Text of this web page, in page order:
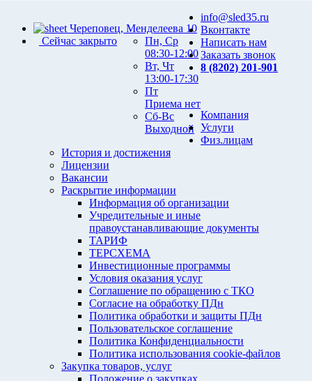
Череповец, Менделеева 10
Сейчас закрыто
Пн, Ср
08:30-12:00
Вт, Чт
13:00-17:30
Пт
Приема нет
Сб-Вс
Выходной
info@sled35.ru
Вконтакте
Написать нам
Заказать звонок
8 (8202) 201-901
Компания
История и достижения
Лицензии
Вакансии
Раскрытие информации
Информация об организации
Учредительные и иные
правоустанавливающие документы
ТАРИФ
ТЕРСХЕМА
Инвестиционные программы
Условия оказания услуг
Соглашение по обращению с ТКО
Согласие на обработку ПДн
Политика обработки и защиты ПДн
Пользовательское соглашение
Политика Конфиденциальности
Политика использования cookie-файлов
Закупка товаров, услуг
Положение о закупках
Услуги
Физ.лицам